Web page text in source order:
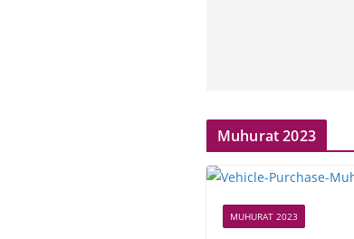
Muhurat 2023
MUHURAT 2023